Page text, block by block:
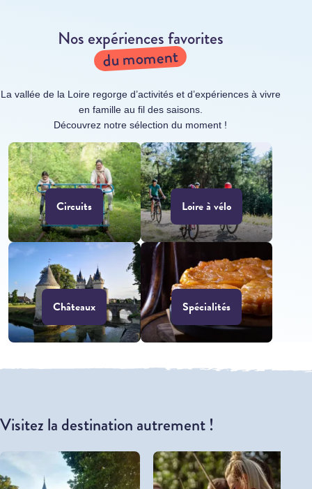
Nos expériences favorites
du moment
La vallée de la Loire regorge d’activités et d’expériences à vivre
en famille au fil des saisons.
Découvrez notre sélection du moment !
Circuits Loire à vélo
Châteaux Spécialités
Visitez la destination autrement !